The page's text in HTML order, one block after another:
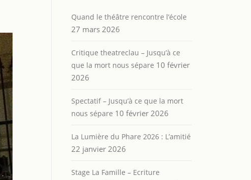
Quand le théâtre rencontre l’école
27 mars 2026
Critique theatreclau – Jusqu’à ce
que la mort nous sépare 10 février
2026
Spectatif – Jusqu’à ce que la mort
nous sépare 10 février 2026
La Lumière du Phare 2026 : L’amitié
22 janvier 2026
Stage La Famille – Ecriture